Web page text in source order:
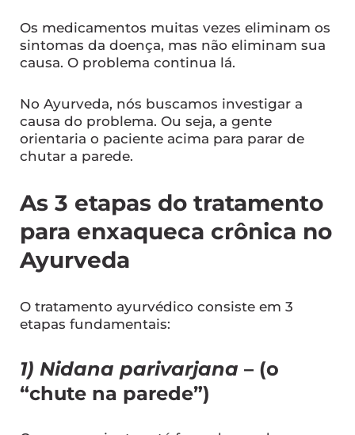
Os medicamentos muitas vezes eliminam os
sintomas da doença, mas não eliminam sua
causa. O problema continua lá.
No Ayurveda, nós buscamos investigar a
causa do problema. Ou seja, a gente
orientaria o paciente acima para parar de
chutar a parede.
As 3 etapas do tratamento
para enxaqueca crônica no
Ayurveda
O tratamento ayurvédico consiste em 3
etapas fundamentais:
1) Nidana parivarjana – (o
“chute na parede”)